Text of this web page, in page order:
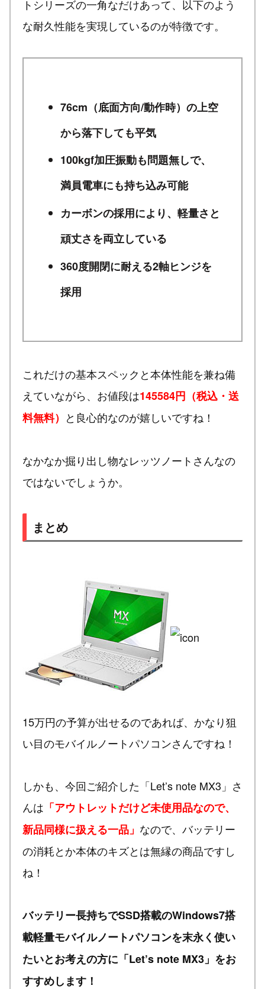
トシリーズの一角なだけあって、以下のよう
な耐久性能を実現しているのが特徴です。
76cm（底面方向/動作時）の上空
から落下しても平気
100kgf加圧振動も問題無しで、
満員電車にも持ち込み可能
カーボンの採用により、軽量さと
頑丈さを両立している
360度開閉に耐える2軸ヒンジを
採用
これだけの基本スペックと本体性能を兼ね備
えていながら、お値段は145584円（税込・送
料無料） と良心的なのが嬉しいですね！
なかなか掘り出し物なレッツノートさんなの
ではないでしょうか。
まとめ
15万円の予算が出せるのであれば、かなり狙
い目のモバイルノートパソコンさんですね！
しかも、今回ご紹介した「Let’s note MX3」さ
んは 「アウトレットだけど未使用品なので、
新品同様に扱える一品」 なので、バッテリー
の消耗とか本体のキズとは無縁の商品ですし
ね！
バッテリー長持ちでSSD搭載のWindows7搭
載軽量モバイルノートパソコンを末永く使い
たいとお考えの方に「Let’s note MX3」をお
すすめします！